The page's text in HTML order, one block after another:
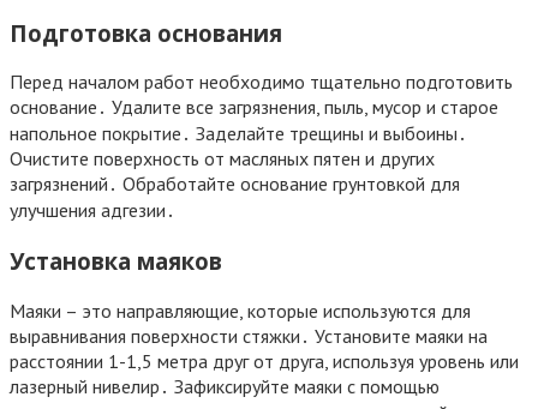
Подготовка основания
Перед началом работ необходимо тщательно подготовить
основание․ Удалите все загрязнения, пыль, мусор и старое
напольное покрытие․ Заделайте трещины и выбоины․
Очистите поверхность от масляных пятен и других
загрязнений․ Обработайте основание грунтовкой для
улучшения адгезии․
Установка маяков
Маяки – это направляющие, которые используются для
выравнивания поверхности стяжки․ Установите маяки на
расстоянии 1-1,5 метра друг от друга, используя уровень или
лазерный нивелир․ Зафиксируйте маяки с помощью